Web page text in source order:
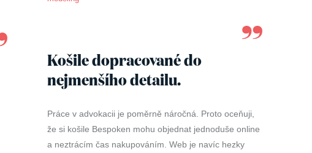
Košile dopracované do
nejmenšího detailu.
Práce v advokacii je poměrně náročná. Proto oceňuji,
že si košile Bespoken mohu objednat jednoduše online
a neztrácím čas nakupováním. Web je navíc hezky